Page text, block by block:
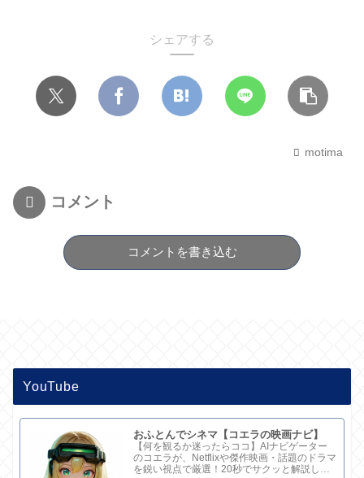
シェアする
motima
コメント
コメントを書き込む
YouTube
おふとんでシネマ【コエラの映画ナビ】
【何を観るか迷ったらココ】AIナビゲーター
のコエラが、Netflixや傑作映画・話題のドラマ
を鋭い視点で厳選！20秒でサクッと解説して